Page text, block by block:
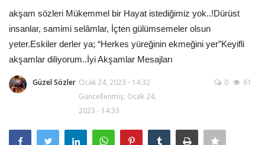
Anasayfa
İletişim
Aşk Sözleri
Şarkı Sözleri
akşam sözleri Mükemmel bir Hayat istediğimiz yok..!Dürüst
insanlar, samimi selâmlar, İçten gülümsemeler olsun
yeter.Eskiler derler ya; “Herkes yüreğinin ekmeğini yer”Keyifli
akşamlar diliyorum..İyi Akşamlar Mesajları
Güzel Sözler Ocak 24, 2023 - 14:32
Güncellenmiş: Ocak 24,
2023 - 14:33
0 61